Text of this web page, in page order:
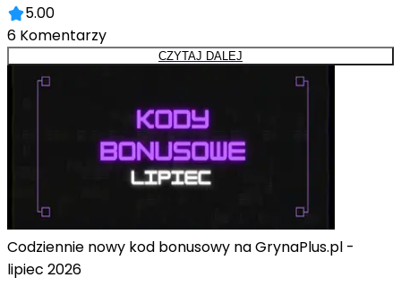
5.00
6 Komentarzy
CZYTAJ DALEJ
Codziennie nowy kod bonusowy na GrynaPlus.pl -
lipiec 2026